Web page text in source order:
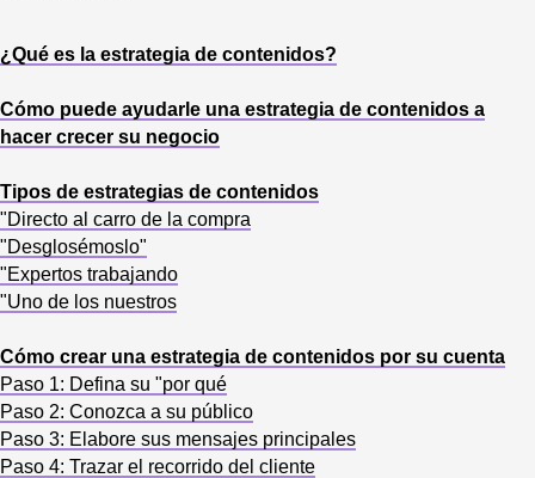
¿Qué es la estrategia de contenidos?
Cómo puede ayudarle una estrategia de contenidos a
hacer crecer su negocio
Tipos de estrategias de contenidos
"Directo al carro de la compra
"Desglosémoslo"
"Expertos trabajando
"Uno de los nuestros
Cómo crear una estrategia de contenidos por su cuenta
Paso 1: Defina su "por qué
Paso 2: Conozca a su público
Paso 3: Elabore sus mensajes principales
Paso 4: Trazar el recorrido del cliente